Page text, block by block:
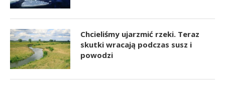
Chcieliśmy ujarzmić rzeki. Teraz
skutki wracają podczas susz i
powodzi